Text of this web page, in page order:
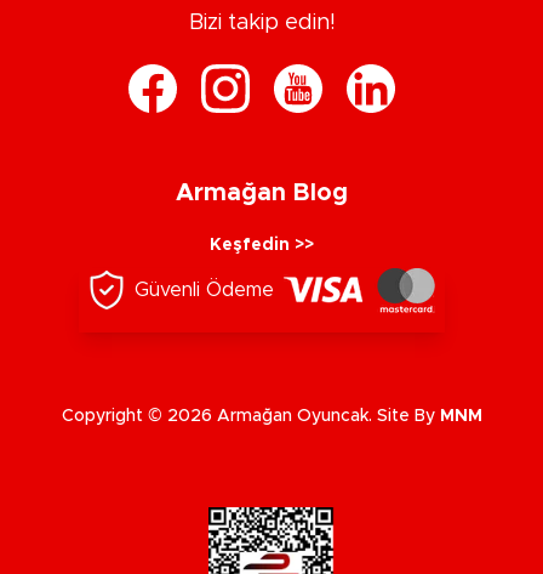
Bizi takip edin!
Armağan Blog
Keşfedin >>
Güvenli Ödeme
Copyright © 2026 Armağan Oyuncak. Site By MNM